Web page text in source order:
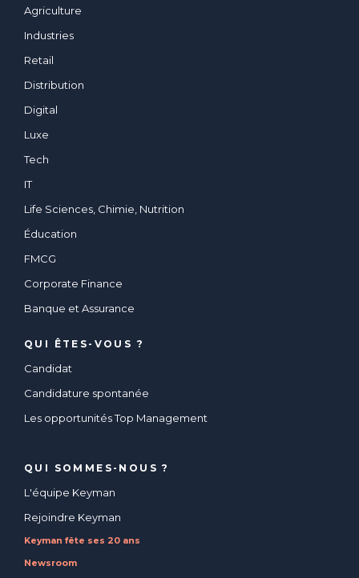
Agriculture
Industries
Retail
Distribution
Digital
Luxe
Tech
IT
Life Sciences, Chimie, Nutrition
Éducation
FMCG
Corporate Finance
Banque et Assurance
QUI ÊTES-VOUS ?
Candidat
Candidature spontanée
Les opportunités Top Management
QUI SOMMES-NOUS ?
L'équipe Keyman
Rejoindre Keyman
Keyman fête ses 20 ans
Newsroom